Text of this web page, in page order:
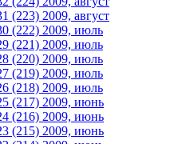
(223) 2009, август
(222) 2009, июль
(221) 2009, июль
(220) 2009, июль
(219) 2009, июль
(218) 2009, июль
(217) 2009, июнь
(216) 2009, июнь
(215) 2009, июнь